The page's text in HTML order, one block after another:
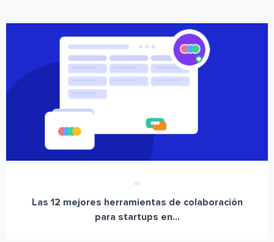
Las 12 mejores herramientas de colaboración
para startups en...